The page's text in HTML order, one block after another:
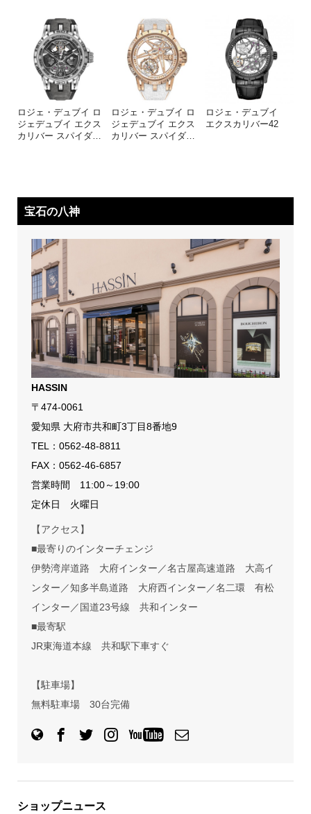
ロジェ・デュブイ ロ
ジェデュブイ エクス
カリバー スパイダ…
ロジェ・デュブイ ロ
ジェデュブイ エクス
カリバー スパイダ
ロジェ・デュブイ
エクスカリバー42
宝石の八神
HASSIN
〒474-0061
愛知県 大府市共和町3丁目8番地9
TEL： 0562-48-8811
FAX：0562-46-6857
営業時間 11:00～19:00
定休日 火曜日
【アクセス】
■最寄りのインターチェンジ
伊勢湾岸道路 大府インター／名古屋高速道路 大高イ
ンター／知多半島道路 大府西インター／名二環 有松
インター／国道23号線 共和インター
■最寄駅
JR東海道本線 共和駅下車すぐ
【駐車場】
無料駐車場 30台完備
ショップニュース